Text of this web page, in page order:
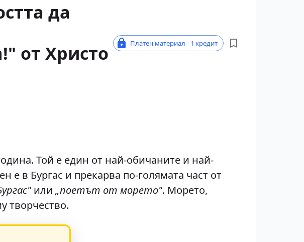
да
от Христо
Платен материал - 1 кредит
Той е един от най-обичаните и най-
е в Бургас и прекарва по-голямата част от
или „поетът от морето". Морето,
творчество.